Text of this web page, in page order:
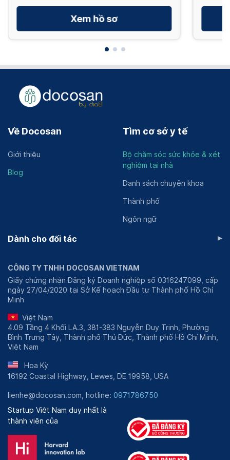
Xem hồ sơ
Về Docosan
Giới thiệu
Blog
Tìm cơ sở y tế
Bộ chăm sóc sức khỏe & xét
nghiệm tại nhà
Danh sách chuyên khoa
Thành phố
Ngôn ngữ
Dành cho đối tác ▸
CÔNG TY TNHH DOCOSAN VIETNAM
Giấy chứng nhận Đăng ký Doanh nghiệp số 0316247099, cấp
ngày 27/04/2020 tại Sở Kế hoạch Đầu tư Thành phố Hồ Chí
Minh
Việt Nam
4.09 Tầng 4 Khối LA.3, 381-383 Nguyễn Duy Trinh, Phường
Bình Trưng Tây, Thành phố Thủ Đức, Thành phố Hồ Chí Minh,
Việt Nam
Hoa Kỳ
16192 Coastal Highway, Lewes, DE 19958, USA
lienhe@docosan.com, hotline: 0971786750
Startup Việt Nam duy nhất là
thành viên của